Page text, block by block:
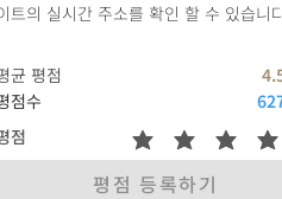
트의 실시간 주소를 확인 할 수 있습니
균 평점
점수
점
평점 등록하기